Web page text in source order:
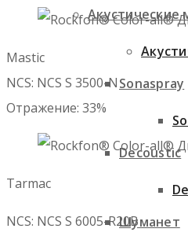
Акустические
Sonaspray
Decoustic
Шуманет
Mastic
NCS: NCS S 3500-N
Отражение: 33%
Tarmac
NCS: NCS S 6005-R20B